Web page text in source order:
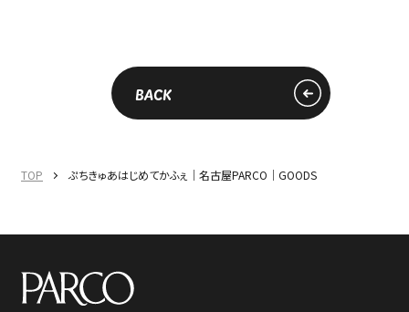
BACK
TOP ぷちきゅあはじめてかふぇ｜名古屋PARCO｜GOODS